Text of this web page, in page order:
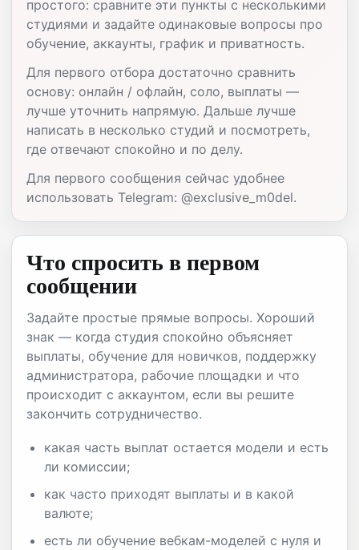
простого: сравните эти пункты с несколькими
студиями и задайте одинаковые вопросы про
обучение, аккаунты, график и приватность.
Для первого отбора достаточно сравнить
основу: онлайн / офлайн, соло, выплаты —
лучше уточнить напрямую. Дальше лучше
написать в несколько студий и посмотреть,
где отвечают спокойно и по делу.
Для первого сообщения сейчас удобнее
использовать Telegram: @exclusive_m0del.
Что спросить в первом
сообщении
Задайте простые прямые вопросы. Хороший
знак — когда студия спокойно объясняет
выплаты, обучение для новичков, поддержку
администратора, рабочие площадки и что
происходит с аккаунтом, если вы решите
закончить сотрудничество.
какая часть выплат остается модели и есть
ли комиссии;
как часто приходят выплаты и в какой
валюте;
есть ли обучение вебкам-моделей с нуля и